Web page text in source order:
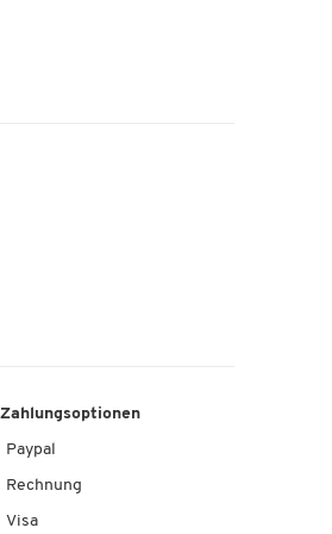
Zahlungsoptionen
Paypal
Rechnung
Visa